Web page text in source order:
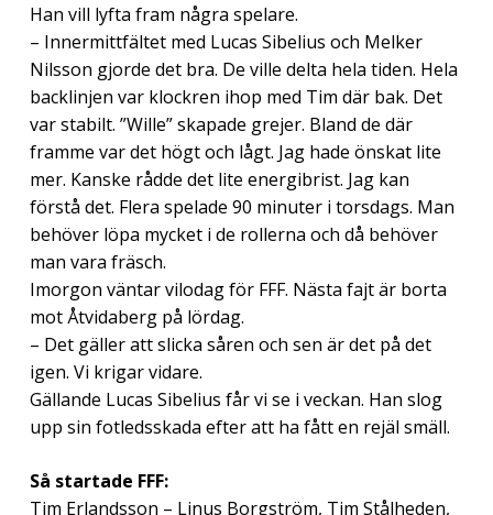
Han vill lyfta fram några spelare.
– Innermittfältet med Lucas Sibelius och Melker
Nilsson gjorde det bra. De ville delta hela tiden. Hela
backlinjen var klockren ihop med Tim där bak. Det
var stabilt. ”Wille” skapade grejer. Bland de där
framme var det högt och lågt. Jag hade önskat lite
mer. Kanske rådde det lite energibrist. Jag kan
förstå det. Flera spelade 90 minuter i torsdags. Man
behöver löpa mycket i de rollerna och då behöver
man vara fräsch.
Imorgon väntar vilodag för FFF. Nästa fajt är borta
mot Åtvidaberg på lördag.
– Det gäller att slicka såren och sen är det på det
igen. Vi krigar vidare.
Gällande Lucas Sibelius får vi se i veckan. Han slog
upp sin fotledsskada efter att ha fått en rejäl smäll.
Så startade FFF:
Tim Erlandsson – Linus Borgström, Tim Stålheden,